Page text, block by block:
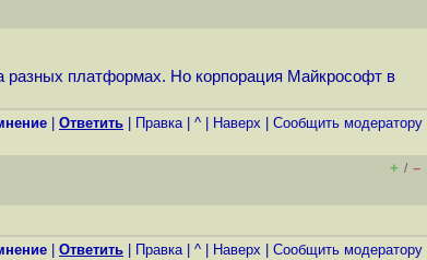
разных платформах. Но корпорация Майкрософт в
Ответить Правка| ^ Наверх Cообщить модератору
+ / –
Ответить Правка| ^ Наверх Cообщить модератору